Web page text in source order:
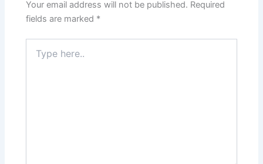
Your email address will not be published. Required
fields are marked *
here..